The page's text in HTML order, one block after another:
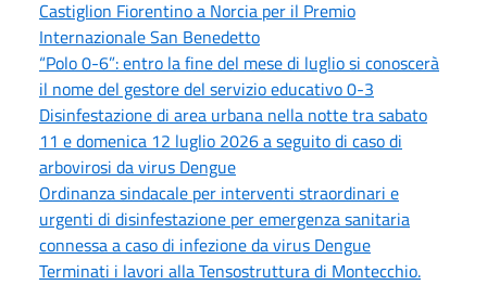
Castiglion Fiorentino a Norcia per il Premio
Internazionale San Benedetto
“Polo 0-6”: entro la fine del mese di luglio si conoscerà
il nome del gestore del servizio educativo 0-3
Disinfestazione di area urbana nella notte tra sabato
11 e domenica 12 luglio 2026 a seguito di caso di
arbovirosi da virus Dengue
Ordinanza sindacale per interventi straordinari e
urgenti di disinfestazione per emergenza sanitaria
connessa a caso di infezione da virus Dengue
Terminati i lavori alla Tensostruttura di Montecchio.